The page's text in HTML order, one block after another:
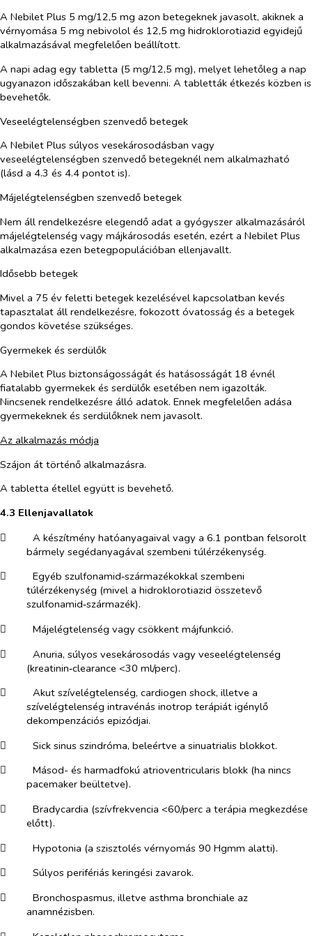
A Nebilet Plus 5 mg/12,5 mg azon betegeknek javasolt, akiknek a
vérnyomása 5 mg nebivolol és 12,5 mg hidroklorotiazid egyidejű
alkalmazásával megfelelően beállított.
A napi adag egy tabletta (5 mg/12,5 mg), melyet lehetőleg a nap
ugyanazon időszakában kell bevenni. A tabletták étkezés közben is
bevehetők.
Veseelégtelenségben szenvedő betegek
A Nebilet Plus súlyos vesekárosodásban vagy
veseelégtelenségben szenvedő betegeknél nem alkalmazható
(lásd a 4.3 és 4.4 pontot is).
Májelégtelenségben szenvedő betegek
Nem áll rendelkezésre elegendő adat a gyógyszer alkalmazásáról
májelégtelenség vagy májkárosodás esetén, ezért a Nebilet Plus
alkalmazása ezen betegpopulációban ellenjavallt.
Idősebb betegek
Mivel a 75 év feletti betegek kezelésével kapcsolatban kevés
tapasztalat áll rendelkezésre, fokozott óvatosság és a betegek
gondos követése szükséges.
Gyermekek és serdülők
A Nebilet Plus biztonságosságát és hatásosságát 18 évnél
fiatalabb gyermekek és serdülők esetében nem igazolták.
Nincsenek rendelkezésre álló adatok. Ennek megfelelően adása
gyermekeknek és serdülőknek nem javasolt.
Az alkalmazás módja
Szájon át történő alkalmazásra.
A tabletta étellel együtt is bevehető.
4.3 Ellenjavallatok
​
A készítmény hatóanyagaival vagy a 6.1 pontban felsorolt
bármely segédanyagával szembeni túlérzékenység.
​
Egyéb szulfonamid‑származékokkal szembeni
túlérzékenység (mivel a hidroklorotiazid összetevő
szulfonamid‑származék).
​
Májelégtelenség vagy csökkent májfunkció.
​
Anuria, súlyos vesekárosodás vagy veseelégtelenség
(kreatinin‑clearance <30 ml/perc).
​
Akut szívelégtelenség, cardiogen shock, illetve a
szívelégtelenség intravénás inotrop terápiát igénylő
dekompenzációs epizódjai.
​
Sick sinus szindróma, beleértve a sinuatrialis blokkot.
​
Másod- és harmadfokú atrioventricularis blokk (ha nincs
pacemaker beültetve).
​
Bradycardia (szívfrekvencia <60/perc a terápia megkezdése
előtt).
​
Hypotonia (a szisztolés vérnyomás 90 Hgmm alatti).
​
Súlyos perifériás keringési zavarok.
​
Bronchospasmus, illetve asthma bronchiale az
anamnézisben.